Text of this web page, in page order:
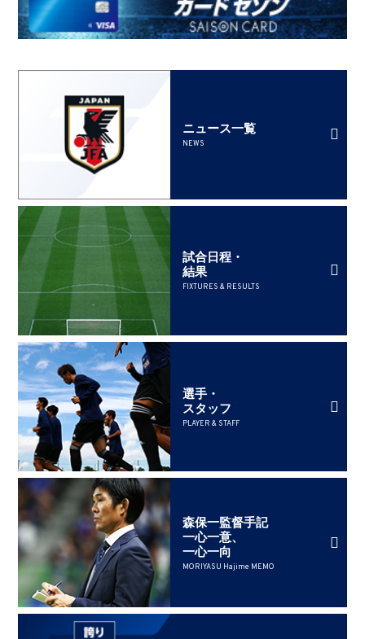
ニュース一覧
NEWS
試合日程・
結果
FIXTURES & RESULTS
選手・
スタッフ
PLAYER & STAFF
森保一監督手記
一心一意、
一心一向
MORIYASU Hajime MEMO